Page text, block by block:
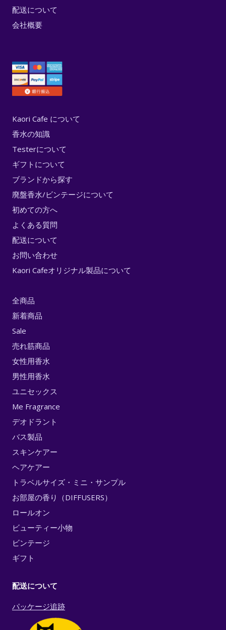
配送について
会社概要
Kaori Cafe について
香水の知識
Testerについて
ギフトについて
ブランドから探す
廃盤香水/ビンテージについて
初めての方へ
よくある質問
配送について
お問い合わせ
Kaori Cafeオリジナル製品について
全商品
新着商品
Sale
売れ筋商品
女性用香水
男性用香水
ユニセックス
Me Fragrance
デオドラント
バス製品
スキンケアー
ヘアケアー
トラベルサイズ・ミニ・サンプル
お部屋の香り（DIFFUSERS）
ロールオン
ビューティー小物
ビンテージ
ギフト
配送について
パッケージ追跡